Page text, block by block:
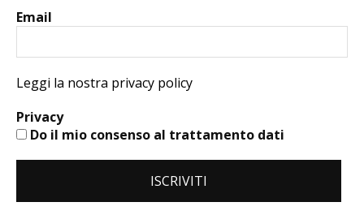
Email
Leggi la nostra privacy policy
Privacy
Do il mio consenso al trattamento dati